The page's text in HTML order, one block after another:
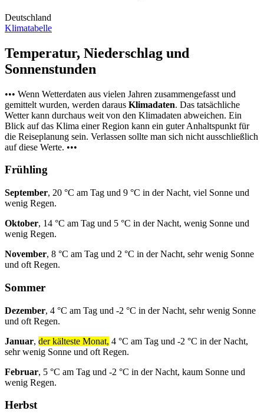
Deutschland
Klimatabelle
Temperatur, Niederschlag und
Sonnenstunden
••• Wenn Wetterdaten aus vielen Jahren zusammengefasst und
gemittelt wurden, werden daraus Klimadaten. Das tatsächliche
Wetter kann durchaus weit von den Klimadaten abweichen. Ein
Blick auf das Klima einer Region kann ein guter Anhaltspunkt für
die Reiseplanung sein. Verlassen sollte man sich nicht ausschließlich
auf diese Werte. •••
Frühling
September, 20 °C am Tag und 9 °C in der Nacht, viel Sonne und
wenig Regen.
Oktober, 14 °C am Tag und 5 °C in der Nacht, wenig Sonne und
wenig Regen.
November, 8 °C am Tag und 2 °C in der Nacht, sehr wenig Sonne
und oft Regen.
Sommer
Dezember, 4 °C am Tag und -2 °C in der Nacht, sehr wenig Sonne
und oft Regen.
Januar, der kälteste Monat, 4 °C am Tag und -2 °C in der Nacht,
sehr wenig Sonne und oft Regen.
Februar, 5 °C am Tag und -2 °C in der Nacht, kaum Sonne und
wenig Regen.
Herbst